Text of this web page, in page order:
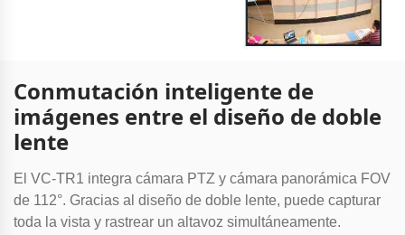
Conmutación inteligente de
imágenes entre el diseño de doble
lente
El VC-TR1 integra cámara PTZ y cámara panorámica FOV
de 112°. Gracias al diseño de doble lente, puede capturar
toda la vista y rastrear un altavoz simultáneamente.